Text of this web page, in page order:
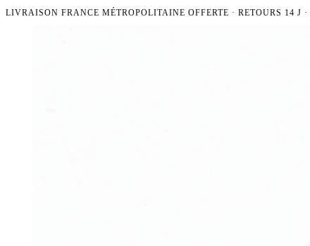
LIVRAISON FRANCE MÉTROPOLITAINE OFFERTE · RETOURS 14 J ·